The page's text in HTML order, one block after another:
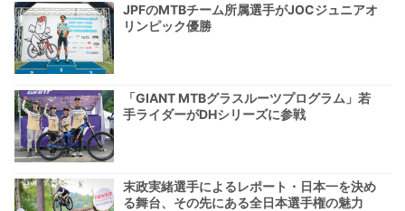
JPFのMTBチーム所属選手がJOCジュニアオ
リンピック優勝
「GIANT MTBグラスルーツプログラム」若
手ライダーがDHシリーズに参戦
末政実緒選手によるレポート・日本一を決め
る舞台、その先にある全日本選手権の魅力